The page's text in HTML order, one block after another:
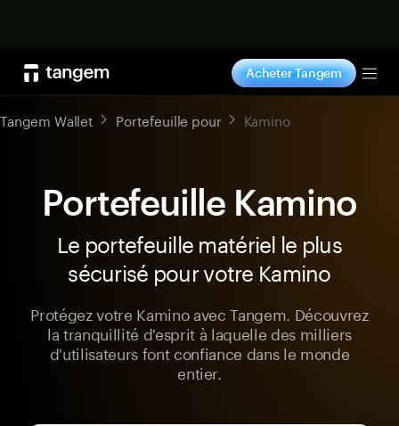
Acheter Tangem
Tangem Wallet Portefeuille pour Kamino
Portefeuille Kamino
Le portefeuille matériel le plus
sécurisé pour votre Kamino
Protégez votre Kamino avec Tangem. Découvrez
la tranquillité d'esprit à laquelle des milliers
d'utilisateurs font confiance dans le monde
entier.